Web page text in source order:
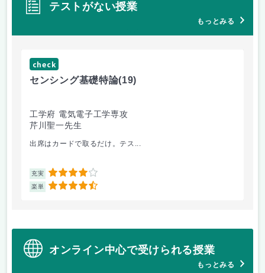
テストがない授業
もっとみる
check
センシング基礎特論(19)
工学府 電気電子工学専攻
芹川聖一先生
出席はカードで取るだけ。テス...
充実 4
楽単 4.5
オンライン中心で受けられる授業
もっとみる